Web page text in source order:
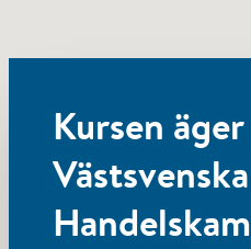
Kursen
Västsvenska